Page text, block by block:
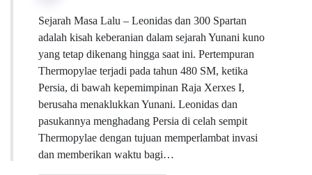
Sejarah Masa Lalu – Leonidas dan 300 Spartan
adalah kisah keberanian dalam sejarah Yunani kuno
yang tetap dikenang hingga saat ini. Pertempuran
Thermopylae terjadi pada tahun 480 SM, ketika
Persia, di bawah kepemimpinan Raja Xerxes I,
berusaha menaklukkan Yunani. Leonidas dan
pasukannya menghadang Persia di celah sempit
Thermopylae dengan tujuan memperlambat invasi
dan memberikan waktu bagi…